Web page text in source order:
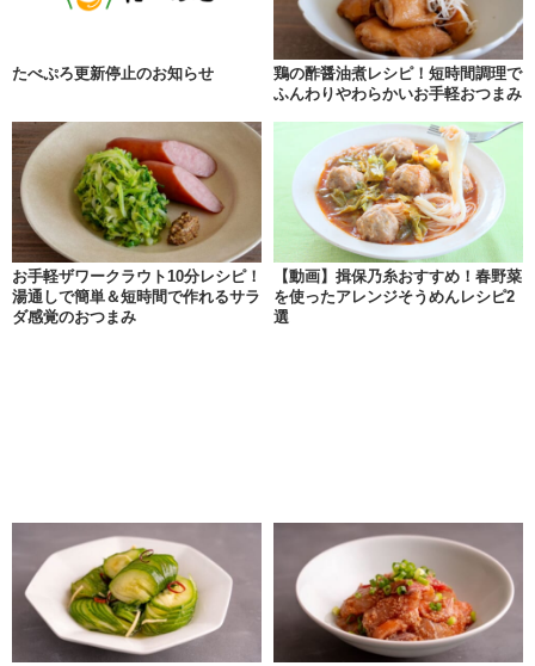
たべぷろ更新停止のお知らせ
鶏の酢醤油煮レシピ！短時間調理で
ふんわりやわらかいお手軽おつまみ
お手軽ザワークラウト10分レシピ！
湯通しで簡単＆短時間で作れるサラ
ダ感覚のおつまみ
【動画】揖保乃糸おすすめ！春野菜
を使ったアレンジそうめんレシピ2
選